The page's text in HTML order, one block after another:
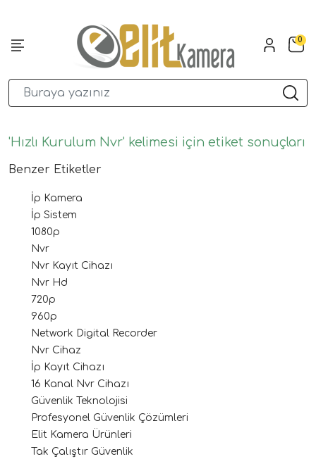
0
'Hızlı Kurulum Nvr' kelimesi için etiket sonuçları
Benzer Etiketler
İp Kamera
İp Sistem
1080p
Nvr
Nvr Kayıt Cihazı
Nvr Hd
720p
960p
Network Digital Recorder
Nvr Cihaz
İp Kayıt Cihazı
16 Kanal Nvr Cihazı
Güvenlik Teknolojisi
Profesyonel Güvenlik Çözümleri
Elit Kamera Ürünleri
Tak Çalıştır Güvenlik